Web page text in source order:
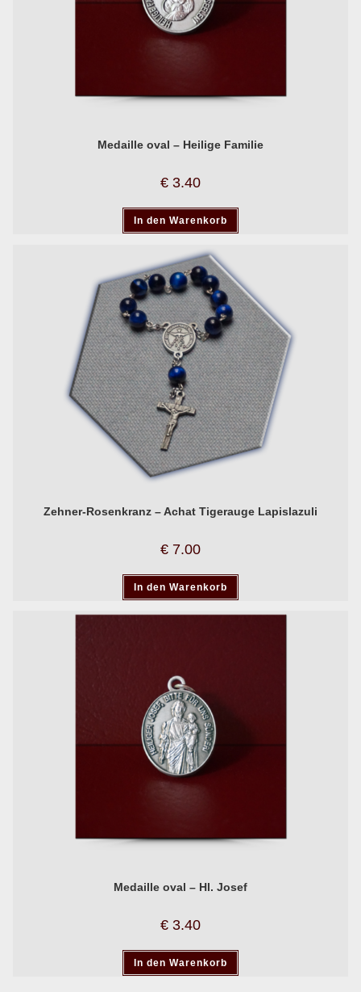
Medaille oval – Heilige Familie
€ 3.40
In den Warenkorb
Zehner-Rosenkranz – Achat Tigerauge Lapislazuli
€ 7.00
In den Warenkorb
Medaille oval – Hl. Josef
€ 3.40
In den Warenkorb